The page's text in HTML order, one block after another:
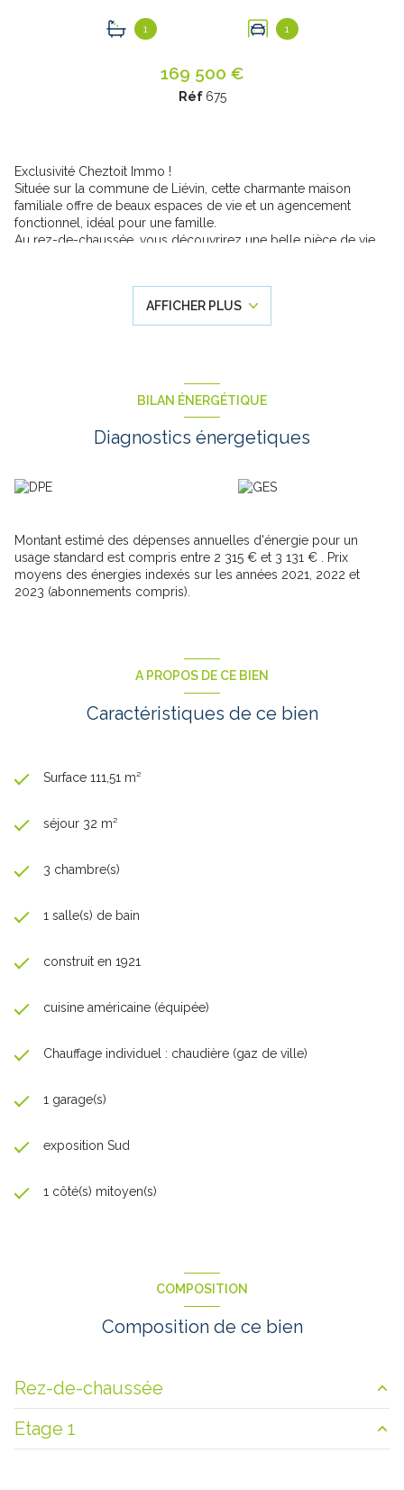
1 1
169 500 €
Réf 675
Exclusivité Cheztoit Immo !
Située sur la commune de Liévin, cette charmante maison
familiale offre de beaux espaces de vie et un agencement
fonctionnel, idéal pour une famille.
Au rez-de-chaussée, vous découvrirez une belle pièce de vie
À l'étage, le palier dessert 3 chambres confortables, un bureau
idéal pour le télétravail ou les études, ainsi qu'un dressing
offrant un espace de rangement appréciable.
véhicule tout en bénéficiant d'un espace de stockage
Les points forts :
3 chambres, bureau à l'étage, dressing, salle
de bains au rez-de-chaussée, jardin, garage, secteur calme et
proximité.
Cette maison allie confort, praticité et potentiel. Une belle
visite, contactez-nous.
Les informations sur les risques auxquels ce bien est exposé
sont disponibles sur le site : www.Georisques.gouv.fr
AFFICHER PLUS
BILAN ÉNERGÉTIQUE
Diagnostics énergetiques
Montant estimé des dépenses annuelles d'énergie pour un
usage standard est compris entre 2 315 € et 3 131 € . Prix
moyens des énergies indexés sur les années 2021, 2022 et
2023 (abonnements compris).
A PROPOS DE CE BIEN
Caractéristiques de ce bien
Surface 111,51 m²
séjour 32 m²
3 chambre(s)
1 salle(s) de bain
construit en 1921
cuisine américaine (équipée)
Chauffage individuel : chaudière (gaz de ville)
1 garage(s)
exposition Sud
1 côté(s) mitoyen(s)
COMPOSITION
Composition de ce bien
Rez-de-chaussée
cuisine
Etage 1